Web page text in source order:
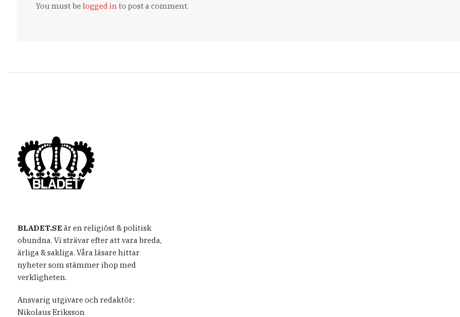
You must belogged into post a comment.
BLADET.SE är en religiöst & politisk
obundna. Vi strävar efter att vara breda,
ärliga & sakliga. Våra läsare hittar
nyheter som stämmer ihop med
verkligheten.
Ansvarig utgivare och redaktör:
Nikolaus Eriksson